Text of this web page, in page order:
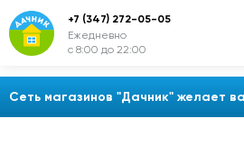
Сеть магазинов "Дачник" желает
+7 (347) 272-05-05
Ежедневно
с 8:00 до 22:00